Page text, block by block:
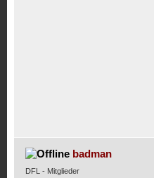
badman
DFL - Mitglieder